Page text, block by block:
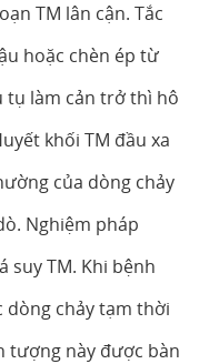
TM lân cận. Tắc
hoặc chèn ép từ
tụ làm cản trở thì hô
khối TM đầu xa
của dòng chảy
Nghiệm pháp
suy TM. Khi bệnh
dòng chảy tạm thời
tượng này được bàn